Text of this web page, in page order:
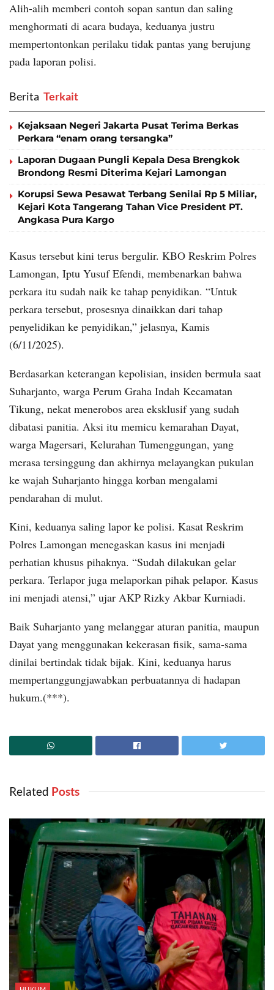
Alih-alih memberi contoh sopan santun dan saling
menghormati di acara budaya, keduanya justru
mempertontonkan perilaku tidak pantas yang berujung
pada laporan polisi.
Berita ‎ Terkait
Kejaksaan Negeri Jakarta Pusat Terima Berkas
Perkara “enam orang tersangka”
Laporan Dugaan Pungli Kepala Desa Brengkok
Brondong Resmi Diterima Kejari Lamongan
Korupsi Sewa Pesawat Terbang Senilai Rp 5 Miliar,
Kejari Kota Tangerang Tahan Vice President PT.
Angkasa Pura Kargo
Kasus tersebut kini terus bergulir. KBO Reskrim Polres
Lamongan, Iptu Yusuf Efendi, membenarkan bahwa
perkara itu sudah naik ke tahap penyidikan. “Untuk
perkara tersebut, prosesnya dinaikkan dari tahap
penyelidikan ke penyidikan,” jelasnya, Kamis
(6/11/2025).
Berdasarkan keterangan kepolisian, insiden bermula saat
Suharjanto, warga Perum Graha Indah Kecamatan
Tikung, nekat menerobos area eksklusif yang sudah
dibatasi panitia. Aksi itu memicu kemarahan Dayat,
warga Magersari, Kelurahan Tumenggungan, yang
merasa tersinggung dan akhirnya melayangkan pukulan
ke wajah Suharjanto hingga korban mengalami
pendarahan di mulut.
Kini, keduanya saling lapor ke polisi. Kasat Reskrim
Polres Lamongan menegaskan kasus ini menjadi
perhatian khusus pihaknya. “Sudah dilakukan gelar
perkara. Terlapor juga melaporkan pihak pelapor. Kasus
ini menjadi atensi,” ujar AKP Rizky Akbar Kurniadi.
Baik Suharjanto yang melanggar aturan panitia, maupun
Dayat yang menggunakan kekerasan fisik, sama-sama
dinilai bertindak tidak bijak. Kini, keduanya harus
mempertanggungjawabkan perbuatannya di hadapan
hukum.(***).
Related ‎ Posts